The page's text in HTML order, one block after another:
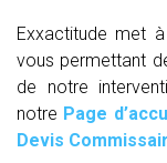
Exxactitude met
vous permettant
de notre
notre Page
Devis